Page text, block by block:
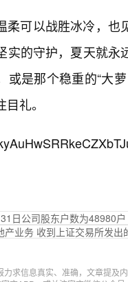
柔可以战胜冰冷，
实的守护，夏天就
或是那个稳重的“大
礼。
日公司股东户数为48980户
产业务 收到上证交易所发出
力求信息真实、准确，文章提及